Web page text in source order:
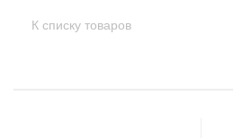
К списку товаров